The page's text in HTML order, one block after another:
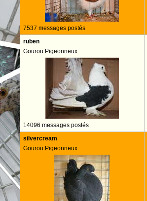
7537 messages postés
ruben
Gourou Pigeonneux
14096 messages postés
silvercream
Gourou Pigeonneux